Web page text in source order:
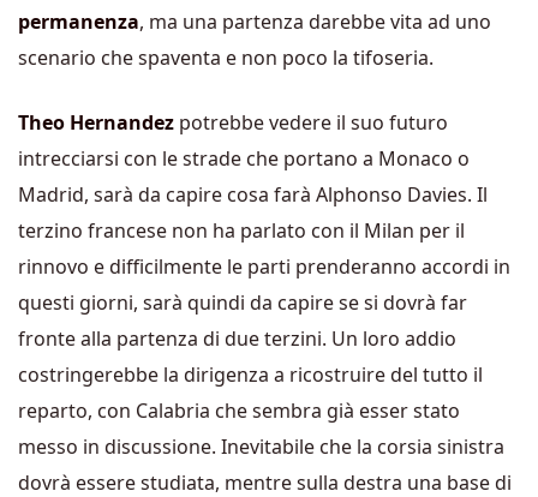
permanenza, ma una partenza darebbe vita ad uno
scenario che spaventa e non poco la tifoseria.
Theo Hernandez potrebbe vedere il suo futuro
intrecciarsi con le strade che portano a Monaco o
Madrid, sarà da capire cosa farà Alphonso Davies. Il
terzino francese non ha parlato con il Milan per il
rinnovo e difficilmente le parti prenderanno accordi in
questi giorni, sarà quindi da capire se si dovrà far
fronte alla partenza di due terzini. Un loro addio
costringerebbe la dirigenza a ricostruire del tutto il
reparto, con Calabria che sembra già esser stato
messo in discussione. Inevitabile che la corsia sinistra
dovrà essere studiata, mentre sulla destra una base di